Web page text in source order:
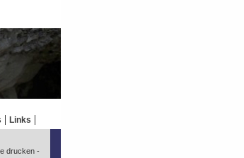
Links
drucken -